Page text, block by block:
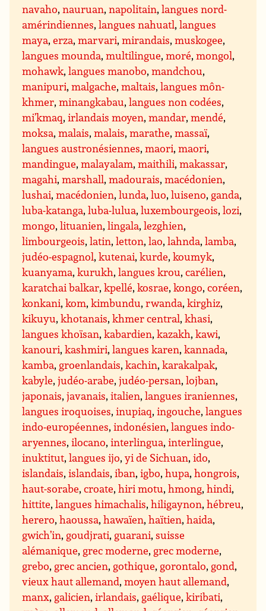
navaho,nauruan,napolitain,langues nord-
amérindiennes,langues nahuatl,langues
maya,erza,marvari,mirandais,muskogee,
langues mounda,multilingue,moré,mongol,
mohawk,langues manobo,mandchou,
manipuri,malgache,maltais,langues môn-
khmer,minangkabau,langues non codées,
mi’kmaq,irlandais moyen,mandar,mendé,
moksa,malais,malais,marathe,massaï,
langues austronésiennes,maori,maori,
mandingue,malayalam,maithili,makassar,
magahi,marshall,madourais,macédonien,
lushai,macédonien,lunda,luo,luiseno, ganda,
luba-katanga,luba-lulua,luxembourgeois,lozi,
mongo,lituanien,lingala,lezghien,
limbourgeois,latin,letton,lao,lahnda,lamba,
judéo-espagnol,kutenai,kurde,koumyk,
kuanyama,kurukh,langues krou,carélien,
karatchai balkar,kpellé,kosrae,kongo,coréen,
konkani,kom,kimbundu,rwanda,kirghiz,
kikuyu,khotanais,khmer central,khasi,
langues khoïsan,kabardien,kazakh,kawi,
kanouri,kashmiri,langues karen,kannada,
kamba, groenlandais,kachin,karakalpak,
kabyle,judéo-arabe,judéo-persan,lojban,
japonais,javanais,italien,langues iraniennes,
langues iroquoises,inupiaq,ingouche,langues
indo-européennes,indonésien,langues indo-
aryennes,ilocano,interlingua,interlingue,
inuktitut,langues ijo,yi de Sichuan,ido,
islandais,islandais,iban,igbo,hupa,hongrois,
haut-sorabe,croate,hiri motu,hmong,hindi,
hittite,langues himachalis,hiligaynon,hébreu,
herero,haoussa,hawaïen,haïtien,haida,
gwich’in, goudjrati, guarani,suisse
alémanique, grec moderne, grec moderne,
grebo, grec ancien, gothique, gorontalo, gond,
vieux haut allemand,moyen haut allemand,
manx, galicien,irlandais, gaélique,kiribati,